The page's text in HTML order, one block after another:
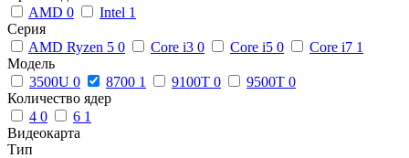
AMD 0 Intel 1
Серия
AMD Ryzen 5 0 Core i3 0 Core i5 0 Core i7 1
Модель
3500U 0 8700 1 9100T 0 9500T 0
Количество ядер
4 0 6 1
Видеокарта
Тип